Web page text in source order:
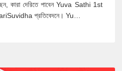
কারা দেরিতে পাবেন Yuva Sathi 1st
প্রতিবেদনে। Yu…